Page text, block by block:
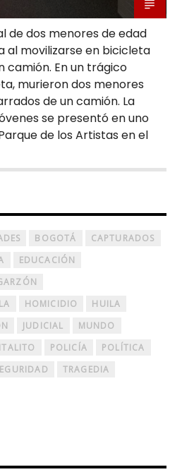
de dos menores de edad
al movilizarse en bicicleta
camión. En un trágico
murieron dos menores
de un camión. La
se presentó en uno
de los Artistas en el
BOGOTÁ
CAPTURADOS
EDUCACIÓN
HOMICIDIO
HUILA
JUDICIAL
MUNDO
POLICÍA
POLÍTICA
TRAGEDIA